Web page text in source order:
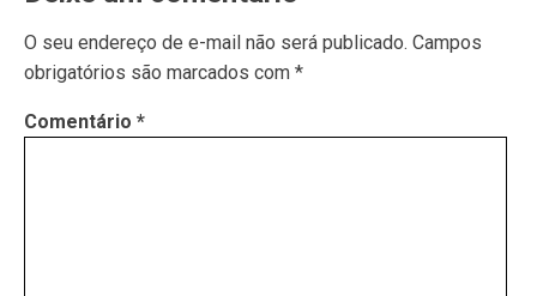
O seu endereço de e-mail não será publicado. Campos
obrigatórios são marcados com *
Comentário *